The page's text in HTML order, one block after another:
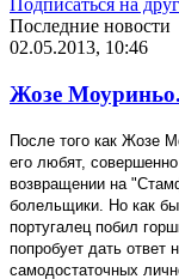
Последние новости
02.05.2013, 10:46
Жозе Моуриньо.
После того как Жозе
его любят,
возвращении на
болельщики. Но как
португалец побил
попробует дать ответ
самодостаточных